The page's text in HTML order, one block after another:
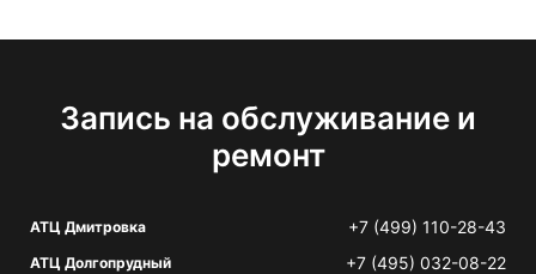
Запись на обслуживание и
ремонт
АТЦ Дмитровка +7 (499) 110-28-43
АТЦ Долгопрудный +7 (495) 032-08-22